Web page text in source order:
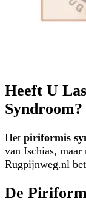
Heeft U
Syndroom?
Het piriformis
van Ischias,
Rugpijnweg.nl
De